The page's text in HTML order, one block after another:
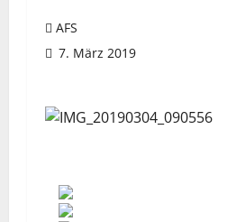
AFS
7. März 2019